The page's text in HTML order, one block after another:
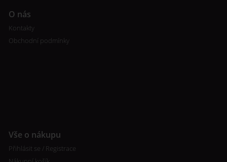
O nás
Kontakty
Obchodní podmínky
Vše o nákupu
Přihlásit se / Registrace